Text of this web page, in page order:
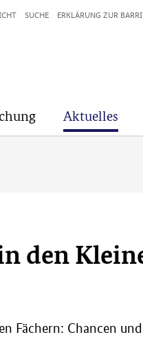
Aktuelles
SUCHE ERKLÄRUNG ZUR
den
Fächern: Chancen